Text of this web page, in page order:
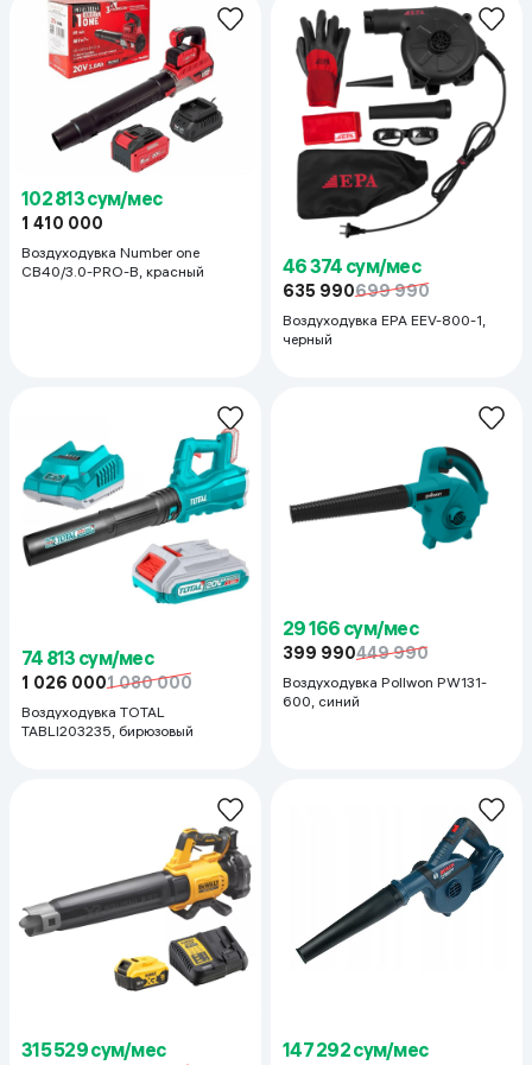
102 813 сум/мес
1 410 000
Воздуходувка Number one
CB40/3.0-PRO-B, красный
46 374 сум/мес
635 990699 990
Воздуходувка EPA EEV-800-1,
черный
74 813 сум/мес
1 026 0001 080 000
Воздуходувка TOTAL
TABLI203235, бирюзовый
29 166 сум/мес
399 990449 990
Воздуходувка Pollwon PW131-
600, синий
315 529 сум/мес 147 292 сум/мес